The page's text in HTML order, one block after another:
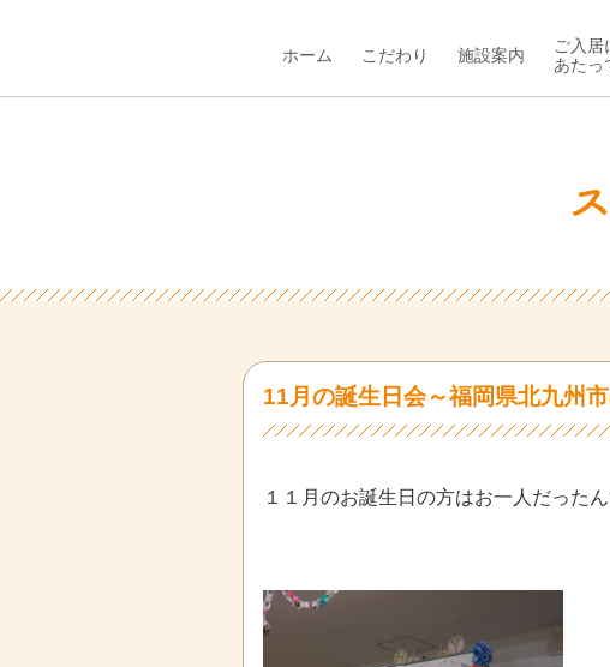
ホーム こだわり 施設案内
ご入居
あたっ
11月の誕生日会～福岡県北九州
１１月のお誕生日の方はお一人だった